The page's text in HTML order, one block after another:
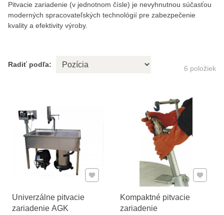
Pitvacie zariadenie (v jednotnom čísle) je nevyhnutnou súčasťou
moderných spracovateľských technológií pre zabezpečenie
kvality a efektivity výroby.
Radiť podľa: 6 položiek
Univerzálne pitvacie
zariadenie AGK
Pridať k Obľúbeným
Kompaktné pitvacie
zariadenie
Pridať